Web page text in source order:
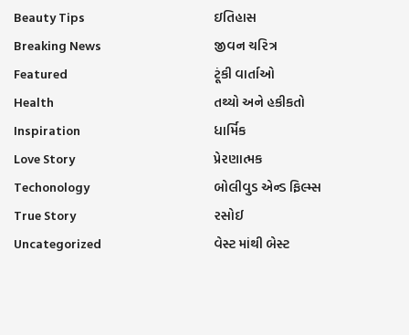
Beauty Tips
Breaking News
Featured
Health
Inspiration
Love Story
Techonology
True Story
Uncategorized
ઇતિહાસ
જીવન ચરિત્ર
ટૂંકી વાર્તાઓ
તથ્યો અને હકીકતો
ધાર્મિક
પ્રેરણાત્મક
બોલીવુડ એન્ડ ફિલ્મ્સ
રસોઈ
વેસ્ટ માંથી બેસ્ટ